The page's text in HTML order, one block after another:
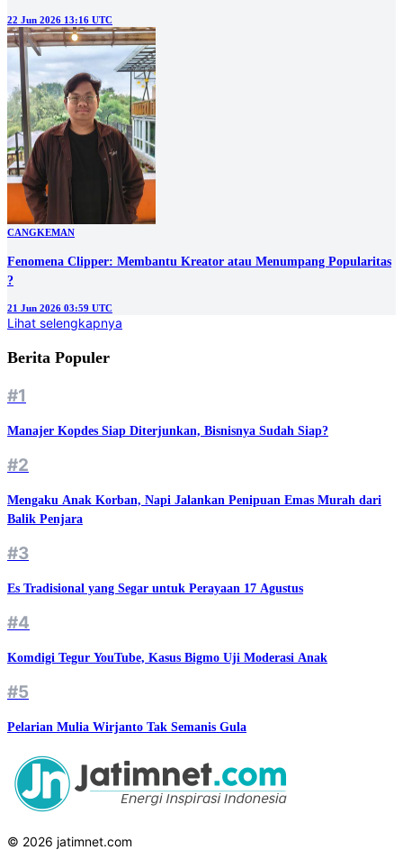
22 Jun 2026 13:16 UTC
CANGKEMAN
Fenomena Clipper: Membantu Kreator atau Menumpang Popularitas
?
21 Jun 2026 03:59 UTC
Lihat selengkapnya
Berita Populer
#1
Manajer Kopdes Siap Diterjunkan, Bisnisnya Sudah Siap?
#2
Mengaku Anak Korban, Napi Jalankan Penipuan Emas Murah dari
Balik Penjara
#3
Es Tradisional yang Segar untuk Perayaan 17 Agustus
#4
Komdigi Tegur YouTube, Kasus Bigmo Uji Moderasi Anak
#5
Pelarian Mulia Wirjanto Tak Semanis Gula
© 2026 jatimnet.com